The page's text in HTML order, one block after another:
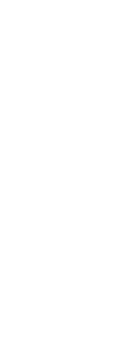
onların çirkin